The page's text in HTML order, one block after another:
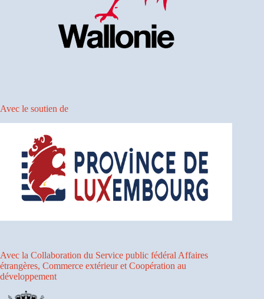
Avec le soutien de
Avec la Collaboration du Service public fédéral Affaires
étrangères, Commerce extérieur et Coopération au
développement